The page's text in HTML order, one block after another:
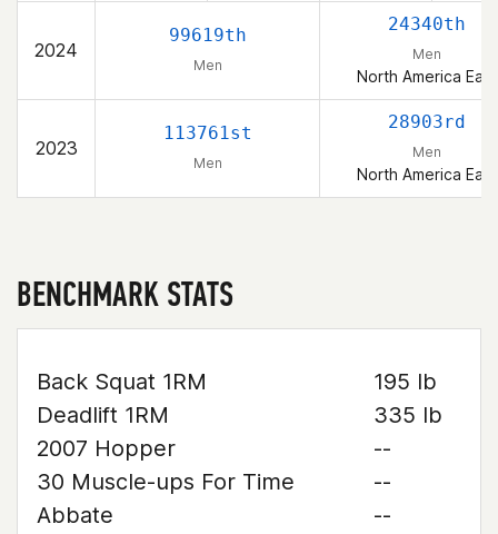
2024
99619th
Men
24340th
Men
North America East
2023
113761st
Men
28903rd
Men
North America East
BENCHMARK STATS
Back Squat 1RM
195 lb
Deadlift 1RM
335 lb
2007 Hopper
--
30 Muscle-ups For Time
--
Abbate
--